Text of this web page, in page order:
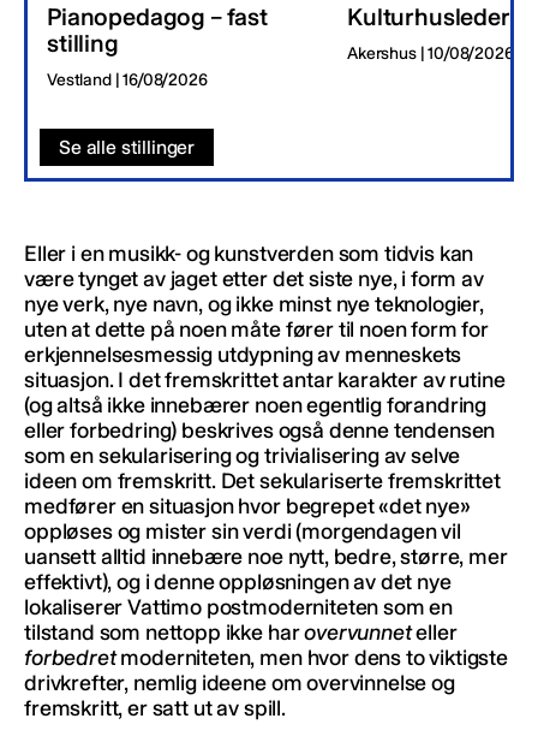
Pianopedagog – fast
stilling
Vestland | 16/08/2026
Kulturhusleder
Akershus | 10/08/2026
Se alle stillinger
Eller i en musikk- og kunstverden som tidvis kan
være tynget av jaget etter det siste nye, i form av
nye verk, nye navn, og ikke minst nye teknologier,
uten at dette på noen måte fører til noen form for
erkjennelsesmessig utdypning av menneskets
situasjon. I det fremskrittet antar karakter av rutine
(og altså ikke innebærer noen egentlig forandring
eller forbedring) beskrives også denne tendensen
som en sekularisering og trivialisering av selve
ideen om fremskritt. Det sekulariserte fremskrittet
medfører en situasjon hvor begrepet «det nye»
oppløses og mister sin verdi (morgendagen vil
uansett alltid innebære noe nytt, bedre, større, mer
effektivt), og i denne oppløsningen av det nye
lokaliserer Vattimo postmoderniteten som en
tilstand som nettopp ikke harovervunneteller
forbedretmoderniteten, men hvor dens to viktigste
drivkrefter, nemlig ideene om overvinnelse og
fremskritt, er satt ut av spill.